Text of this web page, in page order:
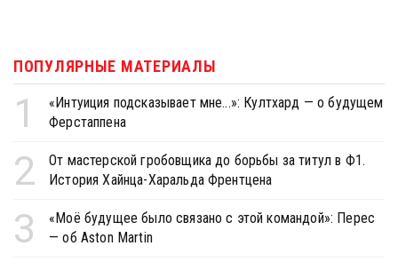
ПОПУЛЯРНЫЕ МАТЕРИАЛЫ
1
«Интуиция подсказывает мне...»: Култхард — о будущем
Ферстаппена
2
От мастерской гробовщика до борьбы за титул в Ф1.
История Хайнца-Харальда Френтцена
3
«Моё будущее было связано с этой командой»: Перес
— об Aston Martin